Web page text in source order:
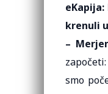
krenuli
–
smo